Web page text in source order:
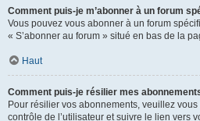
Comment puis-je m’abonner à un forum
Vous pouvez vous abonner à un forum
« S’abonner au forum » situé en bas de la
Haut
Comment puis-je résilier mes
Pour résilier vos abonnements, veuillez
contrôle de l’utilisateur et suivre le lien vers